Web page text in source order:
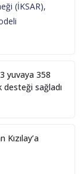
(İKSAR),
yuvaya 358
sağladı
Kızılay’a